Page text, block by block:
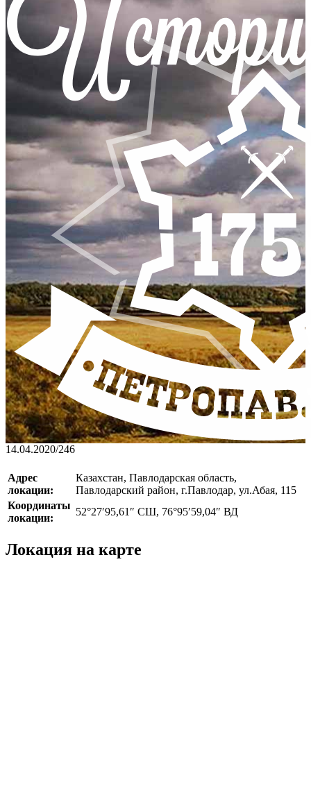
14.04.2020/246
Адрес
локации:
Казахстан, Павлодарская область,
Павлодарский район, г.Павлодар, ул.Абая, 115
Координаты
локации:
52°27′95,61″ СШ, 76°95′59,04″ ВД
Локация на карте